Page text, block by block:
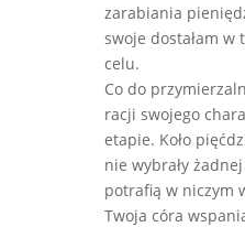
zarabiania
swoje dostałam
celu.
Co do
racji swojego
etapie. Koło
nie wybrały
potrafią w niczym
Twoja córa